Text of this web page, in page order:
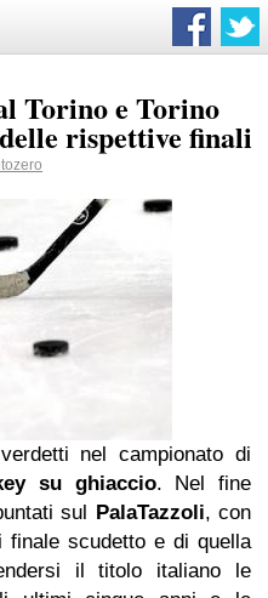
Torino e Torino
rispettive finali
nel campionato di
su ghiaccio. Nel fine
sul PalaTazzoli, con
scudetto e di quella
il titolo italiano le